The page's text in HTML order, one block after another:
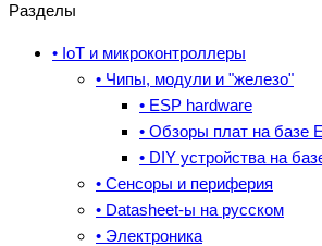
Разделы
• IoT и микроконтроллеры
• Чипы, модули и "железо"
• ESP hardware
• Обзоры плат на базе
• DIY устройства на
• Сенсоры и периферия
• Datasheet-ы на русском
• Электроника